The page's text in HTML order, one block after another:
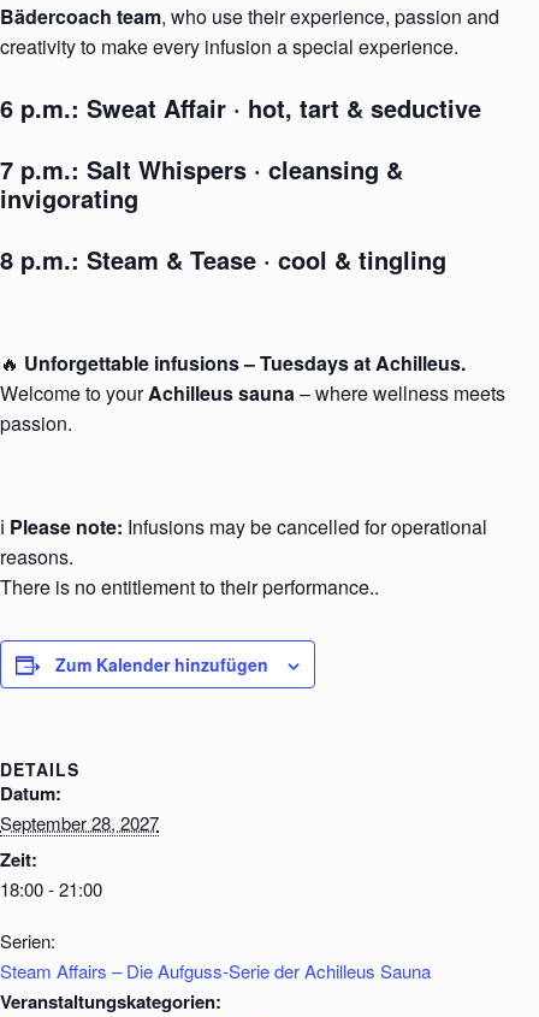
Bädercoach team, who use their experience, passion and
creativity to make every infusion a special experience.
6 p.m.: Sweat Affair · hot, tart & seductive
7 p.m.: Salt Whispers · cleansing &
invigorating
8 p.m.: Steam & Tease · cool & tingling
🔥 Unforgettable infusions – Tuesdays at Achilleus.
Welcome to yourAchilleus sauna– where wellness meets
passion.
ℹ️ Please note: Infusions may be cancelled for operational
reasons.
There is no entitlement to their performance..
Zum Kalender hinzufügen
DETAILS
Datum:
September 28, 2027
Zeit:
18:00 - 21:00
Serien:
Steam Affairs – Die Aufguss-Serie der Achilleus Sauna
Veranstaltungskategorien: